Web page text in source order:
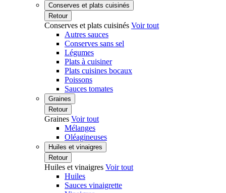
Conserves et plats cuisinés
Retour
Conserves et plats cuisinés Voir tout
Autres sauces
Conserves sans sel
Légumes
Plats à cuisiner
Plats cuisines bocaux
Poissons
Sauces tomates
Graines
Retour
Graines Voir tout
Mélanges
Oléagineuses
Huiles et vinaigres
Retour
Huiles et vinaigres Voir tout
Huiles
Sauces vinaigrette